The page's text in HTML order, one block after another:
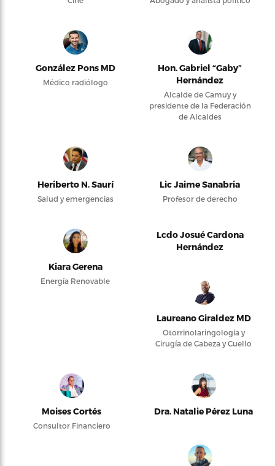
González Pons MD
Médico radiólogo
Hon. Gabriel “Gaby”
Hernández
Alcalde de Camuy y
presidente de la Federación
de Alcaldes
Heriberto N. Saurí
Salud y emergencias
Lic Jaime Sanabria
Profesor de derecho
Kiara Gerena
Energía Renovable
Lcdo Josué Cardona
Hernández
Laureano Giraldez MD
Otorrinolaringología y
Cirugía de Cabeza y Cuello
Moises Cortés
Consultor Financiero
Dra. Natalie Pérez Luna